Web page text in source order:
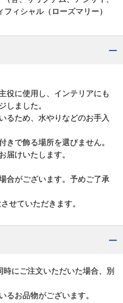
ィシャル（ローズマリー）
役に使用し、インテリアにも
しました。
るため、水やりなどのお手入
きで飾る場所を選びません。
届けいたします。
合がございます。予めご了承
せていただきます。
にご注文いただいた場合、別
るお品物がございます。